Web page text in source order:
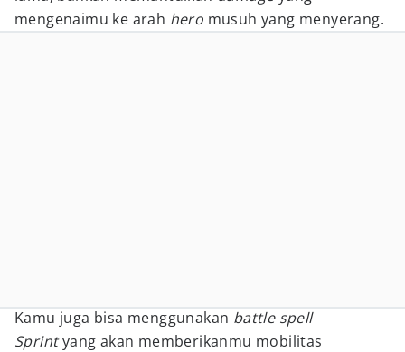
mengenaimu ke arah hero musuh yang menyerang.
Kamu juga bisa menggunakan battle spell
Sprintyang akan memberikanmu mobilitas